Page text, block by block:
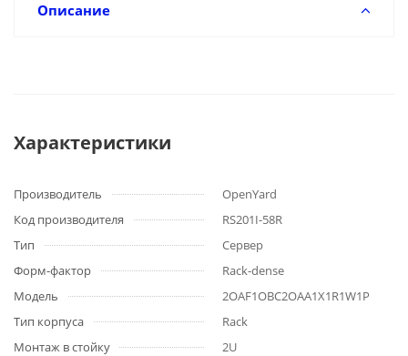
Описание
Характеристики
Производитель
OpenYard
Код производителя
RS201I-58R
Тип
Сервер
Форм-фактор
Rack-dense
Модель
2OAF1OBC2OAA1X1R1W1P
Тип корпуса
Rack
Монтаж в стойку
2U